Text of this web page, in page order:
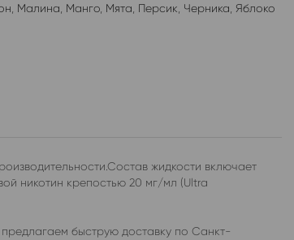
Малина Манго, Мята Персик Черника Яблоко
жидкости включает
никотин крепостью 20 мг/мл (Ultra
быструю доставку по Санкт-